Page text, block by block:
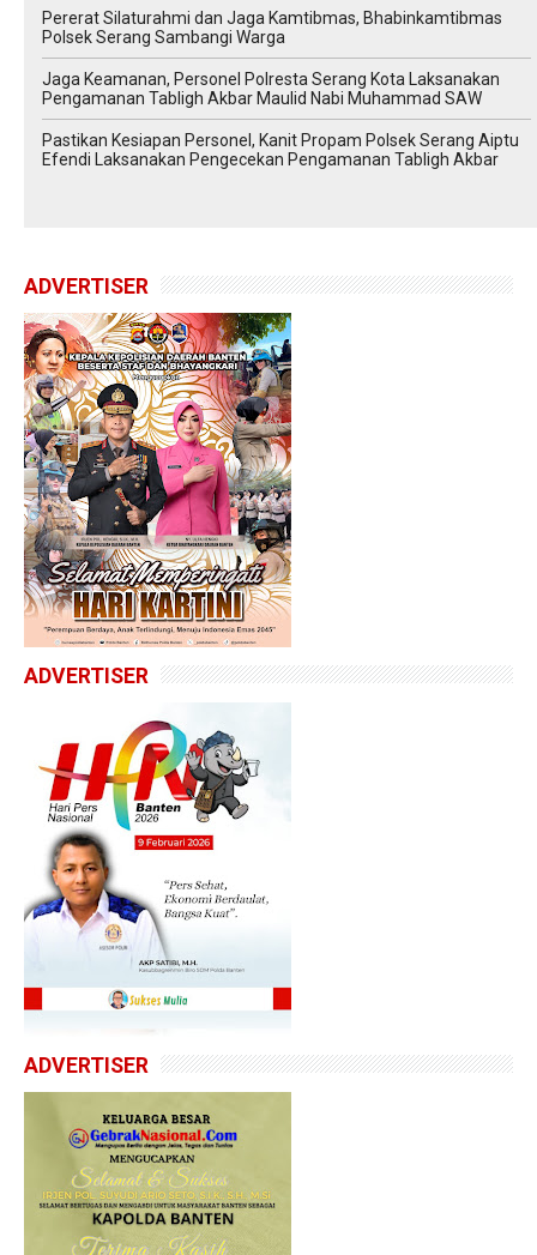
Pererat Silaturahmi dan Jaga Kamtibmas, Bhabinkamtibmas
Polsek Serang Sambangi Warga
Jaga Keamanan, Personel Polresta Serang Kota Laksanakan
Pengamanan Tabligh Akbar Maulid Nabi Muhammad SAW
Pastikan Kesiapan Personel, Kanit Propam Polsek Serang Aiptu
Efendi Laksanakan Pengecekan Pengamanan Tabligh Akbar
ADVERTISER
ADVERTISER
ADVERTISER